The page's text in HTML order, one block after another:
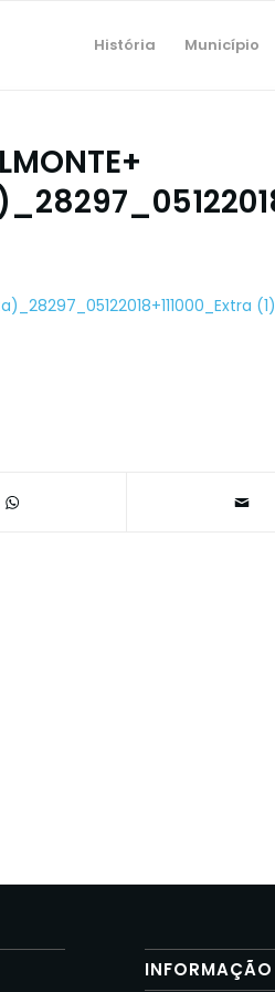
História Município
(1)